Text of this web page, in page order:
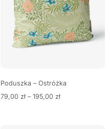
Poduszka – Ostróżka
79,00 zł – 195,00 zł